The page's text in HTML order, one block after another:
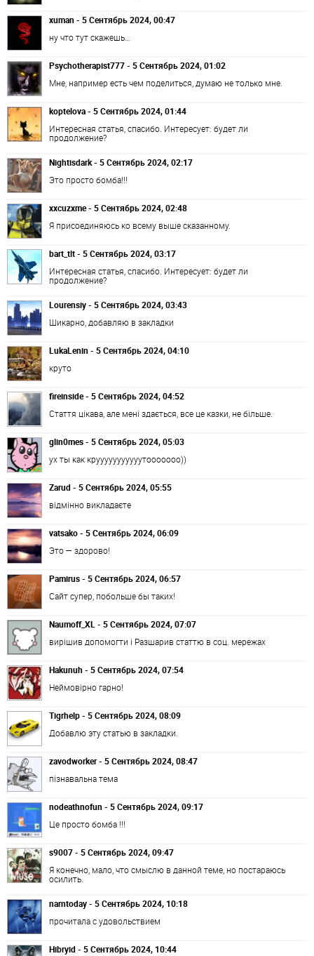
xuman - 5 Сентябрь 2024, 00:47
ну что тут скажешь…
Psychotherapist777 - 5 Сентябрь 2024, 01:02
Мне, например есть чем поделиться, думаю не только мне.
koptelova - 5 Сентябрь 2024, 01:44
Интересная статья, спасибо. Интересует: будет ли
продолжение?
Nightisdark - 5 Сентябрь 2024, 02:17
Это просто бомба!!!
xxcuzxme - 5 Сентябрь 2024, 02:48
Я присоединяюсь ко всему выше сказанному.
bart_tlt - 5 Сентябрь 2024, 03:17
Интересная статья, спасибо. Интересует: будет ли
продолжение?
Lourensiy - 5 Сентябрь 2024, 03:43
Шикарно, добавляю в закладки
LukaLenin - 5 Сентябрь 2024, 04:10
круто
fireinside - 5 Сентябрь 2024, 04:52
Стаття цікава, але мені здається, все це казки, не більше.
glin0mes - 5 Сентябрь 2024, 05:03
ух ты как крууууууууууутооооооо))
Zarud - 5 Сентябрь 2024, 05:55
відмінно викладаєте
vatsako - 5 Сентябрь 2024, 06:09
Это — здорово!
Pamirus - 5 Сентябрь 2024, 06:57
Сайт супер, побольше бы таких!
Naumoff_XL - 5 Сентябрь 2024, 07:07
вирішив допомогти і Разшарив статтю в соц. мережах
Hakunuh - 5 Сентябрь 2024, 07:54
Неймовірно гарно!
Tigrhelp - 5 Сентябрь 2024, 08:09
Добавлю эту статью в закладки.
zavodworker - 5 Сентябрь 2024, 08:47
пізнавальна тема
nodeathnofun - 5 Сентябрь 2024, 09:17
Це просто бомба !!!
s9007 - 5 Сентябрь 2024, 09:47
Я конечно, мало, что смыслю в данной теме, но постараюсь
осилить.
narntoday - 5 Сентябрь 2024, 10:18
прочитала с удовольствием
Hibryid - 5 Сентябрь 2024, 10:44